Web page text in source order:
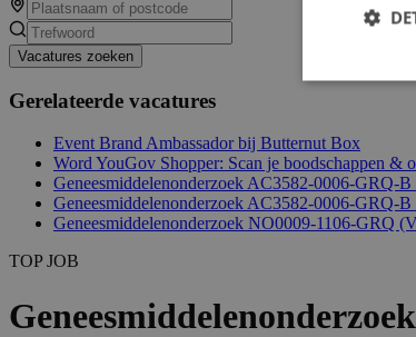
Vacatures zoeken
Gerelateerde vacatures
Event Brand Ambassador bij Butternut Box
Word YouGov Shopper: Scan je boodschappen &
Geneesmiddelenonderzoek AC3582-0006-GRQ-
Geneesmiddelenonderzoek AC3582-0006-GRQ-
Geneesmiddelenonderzoek NO0009-1106-GRQ
TOP JOB